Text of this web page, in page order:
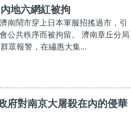
地六網紅被拘
南鬧市穿上日本軍服招搖過市，引
公共秩序而被拘留。 濟南章丘分局
眾報警，在繡惠大集...
府對南京大屠殺在內的侵華